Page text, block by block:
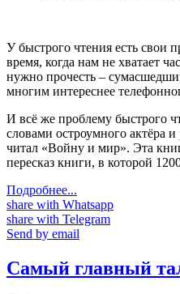
У быстрого чтения есть свои
время, когда нам не хватает
нужно прочесть –
многим интереснее
И всё же проблему быстрого
словами остроумного актёра
читал «Войну и мир». Эта
пересказ книги, в которой
Подробнее...
share with Whatsapp
share with Telegram
Send by email
Самый главный